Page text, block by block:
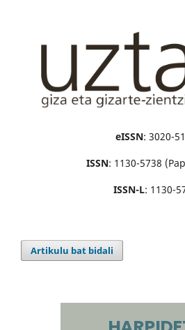
eISSN: 3020-
ISSN: 1130-5738
ISSN-L: 1130-
Artikulu bat bidali